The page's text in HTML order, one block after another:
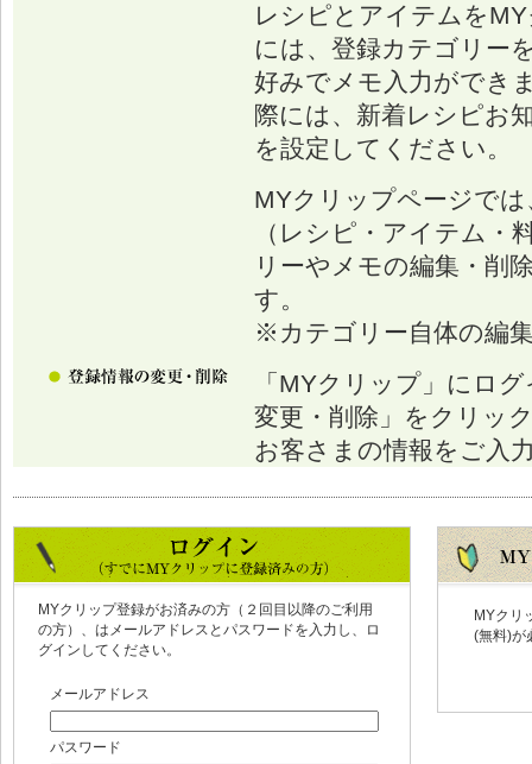
レシピとアイテムを
には、登録カテゴリー
好みでメモ入力ができ
際には、新着レシピお
を設定してください。
MYクリップページで
（レシピ・アイテム・
リーやメモの編集・削
す。
※カテゴリー自体の編
「MYクリップ」にロ
変更・削除」をクリッ
お客さまの情報をご入
MYクリップ登録がお済みの方（２回目以降のご利用
の方）、はメールアドレスとパスワードを入力し、ロ
グインしてください。
メールアドレス
パスワード
MYクリ
(無料)が